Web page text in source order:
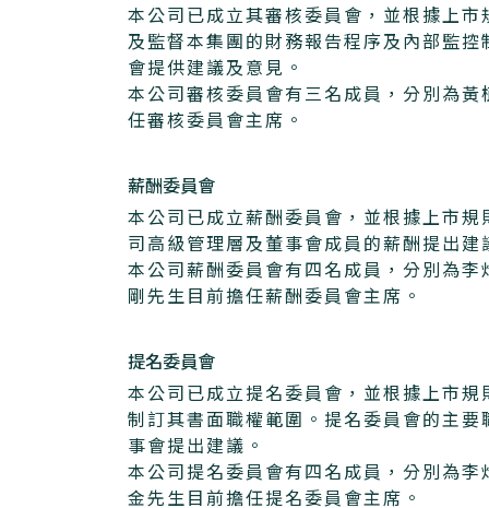
本公司已成立其審核委員會，並根據上
及監督本集團的財務報告程序及內部監
會提供建議及意見。
本公司審核委員會有三名成員，分別為
任審核委員會主席。
薪酬委員會
本公司已成立薪酬委員會，並根據上市
司高級管理層及董事會成員的薪酬提出建
本公司薪酬委員會有四名成員，分別為
剛先生目前擔任薪酬委員會主席。
提名委員會
本公司已成立提名委員會，並根據上市
制訂其書面職權範圍。提名委員會的主
事會提出建議。
本公司提名委員會有四名成員，分別為
金先生目前擔任提名委員會主席。